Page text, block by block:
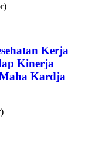
Kerja
Kinerja
Kardja